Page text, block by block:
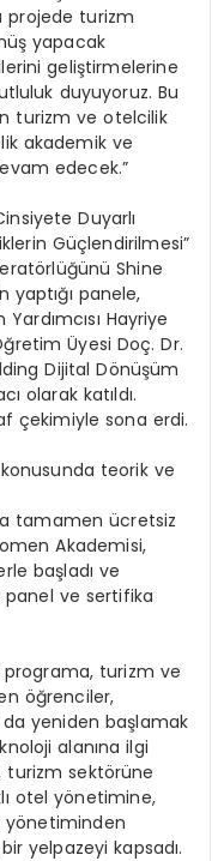
projede turizm
yapacak
geliştirmelerine
duyuyoruz. Bu
turizm ve otelcilik
akademik ve
edecek.”
Duyarlı
Güçlendirilmesi”
Shine
yaptığı panele,
Hayriye
Üyesi Doç. Dr.
Dijital Dönüşüm
olarak katıldı.
çekimiyle sona erdi.
teorik ve
tamamen ücretsiz
Akademisi,
başladı ve
panel ve sertifika
programa, turizm ve
öğrenciler,
yeniden başlamak
alanına ilgi
turizm sektörüne
otel yönetimine,
yönetiminden
yelpazeyi kapsadı.